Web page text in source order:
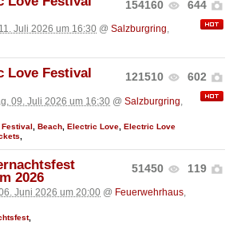
154160 644
Juli 2026 um 16:30 @ Salzburgring,
121510 602
Love Festival
09. Juli 2026 um 16:30 @ Salzburgring
Festival Beach Electric Love Electric Love
51450 119
2026
Juni 2026 um 20:00 @ Feuerwehrhaus,
,